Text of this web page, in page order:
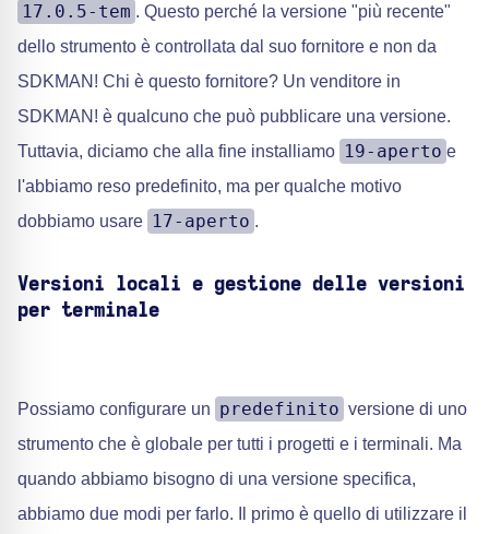
17.0.5-tem . Questo perché la versione "più recente"
dello strumento è controllata dal suo fornitore e non da
SDKMAN! Chi è questo fornitore? Un venditore in
SDKMAN! è qualcuno che può pubblicare una versione.
Tuttavia, diciamo che alla fine installiamo 19-aperto e
l'abbiamo reso predefinito, ma per qualche motivo
dobbiamo usare 17-aperto .
Versioni locali e gestione delle versioni
per terminale
Possiamo configurare un predefinito versione di uno
strumento che è globale per tutti i progetti e i terminali. Ma
quando abbiamo bisogno di una versione specifica,
abbiamo due modi per farlo. Il primo è quello di utilizzare il